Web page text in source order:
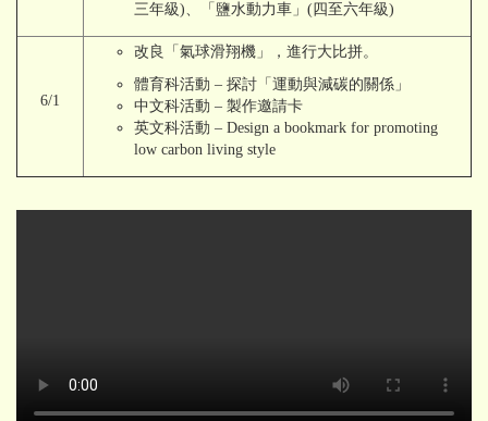
三年級)、「鹽水動力車」(四至六年級)
6/1
改良「氣球滑翔機」，進行大比拼。
體育科活動 – 探討「運動與減碳的關係」
中文科活動 – 製作邀請卡
英文科活動 – Design a bookmark for promoting
low carbon living style